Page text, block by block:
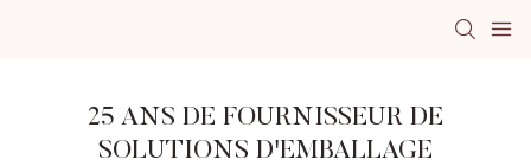
25 ANS DE FOURNISSEUR DE
SOLUTIONS D'EMBALLAGE